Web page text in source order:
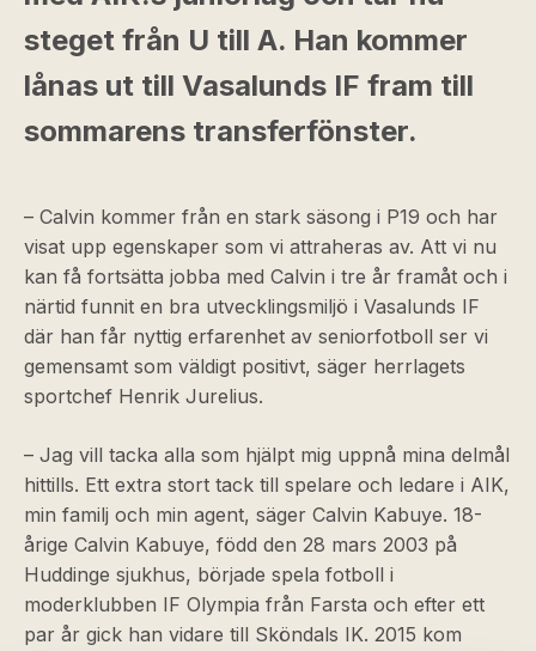
steget från U till A. Han kommer
lånas ut till Vasalunds IF fram till
sommarens transferfönster.
– Calvin kommer från en stark säsong i P19 och har
visat upp egenskaper som vi attraheras av. Att vi nu
kan få fortsätta jobba med Calvin i tre år framåt och i
närtid funnit en bra utvecklingsmiljö i Vasalunds IF
där han får nyttig erfarenhet av seniorfotboll ser vi
gemensamt som väldigt positivt, säger herrlagets
sportchef Henrik Jurelius.
– Jag vill tacka alla som hjälpt mig uppnå mina delmål
hittills. Ett extra stort tack till spelare och ledare i AIK,
min familj och min agent, säger Calvin Kabuye. 18-
årige Calvin Kabuye, född den 28 mars 2003 på
Huddinge sjukhus, började spela fotboll i
moderklubben IF Olympia från Farsta och efter ett
par år gick han vidare till Sköndals IK. 2015 kom